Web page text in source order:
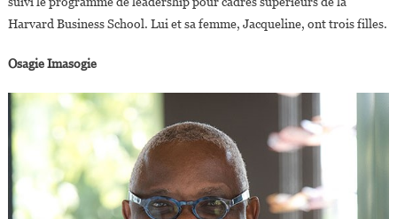
Harvard Business School. Lui et sa femme, Jacqueline, ont trois filles.
Osagie Imasogie